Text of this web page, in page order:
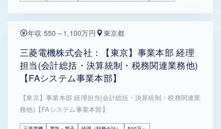
年収 550～1,100万円 東京都
三菱電機株式会社：【東京】事業本部 経理
担当(会計総括・決算統制・税務関連業務他)
【FAシステム事業本部】
【東京】事業本部 経理担当(会計総括・決算統制・税務関連業
務他)【FAシステム事業本部】